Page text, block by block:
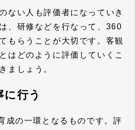
ない人も評価者になっていき
、研修などを行なって、360
もらうことが大切です。客観
はどのように評価していくこ
ましょう。
行う
成の一環となるものです。評